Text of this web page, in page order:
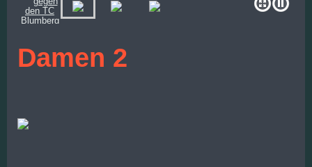
Damen 2